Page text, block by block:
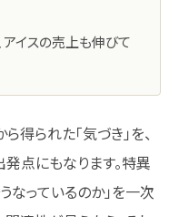
イスの売上も伸びて
得られた「気づき」を、
点にもなります。特異
なっているのか」を一次